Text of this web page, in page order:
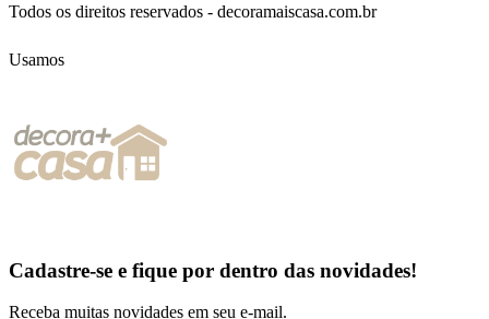
Todos os direitos reservados - decoramaiscasa.com.br
Usamos
Cadastre-se e fique por dentro das novidades!
Receba muitas novidades em seu e-mail.